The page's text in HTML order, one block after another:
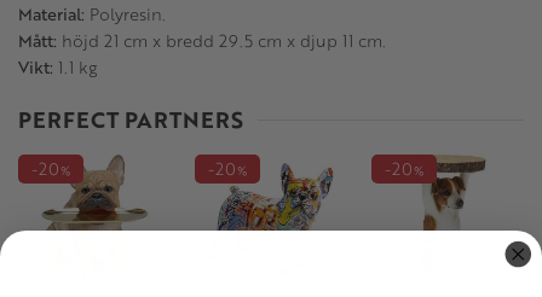
Material: Polyresin.
Mått: höjd 21 cm x bredd 29.5 cm x djup 11 cm.
Vikt: 1.1 kg
PERFECT PARTNERS
20% 20% 20%